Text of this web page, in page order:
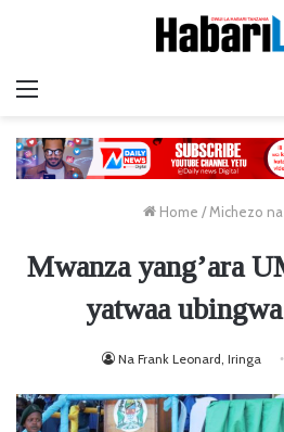
Home /Michezo
Mwanza yang’ara
yatwaa
Na Frank Leonard, Iringa